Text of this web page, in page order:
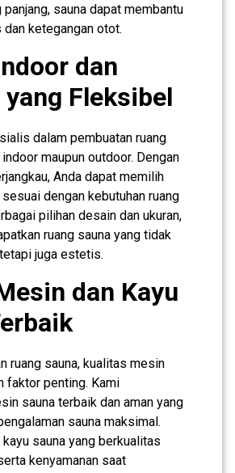
sauna dapat membantu
ketegangan otot.
dan
Fleksibel
dalam pembuatan ruang
maupun outdoor. Dengan
Anda dapat memilih
dengan kebutuhan ruang
pilihan desain dan ukuran,
ruang sauna yang tidak
juga estetis.
dan Kayu
ruang sauna, kualitas mesin
faktor penting. Kami
sauna terbaik dan aman yang
sauna maksimal.
sauna yang berkualitas
kenyamanan saat